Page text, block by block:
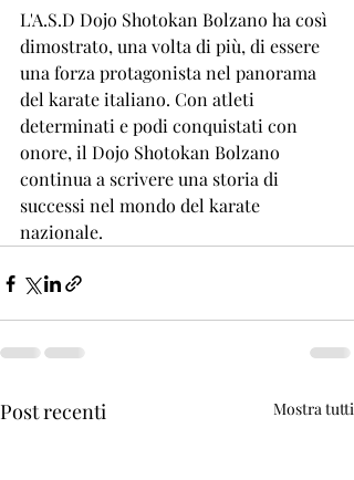
L'A.S.D Dojo Shotokan Bolzano ha così
dimostrato, una volta di più, di essere
una forza protagonista nel panorama
del karate italiano. Con atleti
determinati e podi conquistati con
onore, il Dojo Shotokan Bolzano
continua a scrivere una storia di
successi nel mondo del karate
nazionale.
Post recenti Mostra tutti